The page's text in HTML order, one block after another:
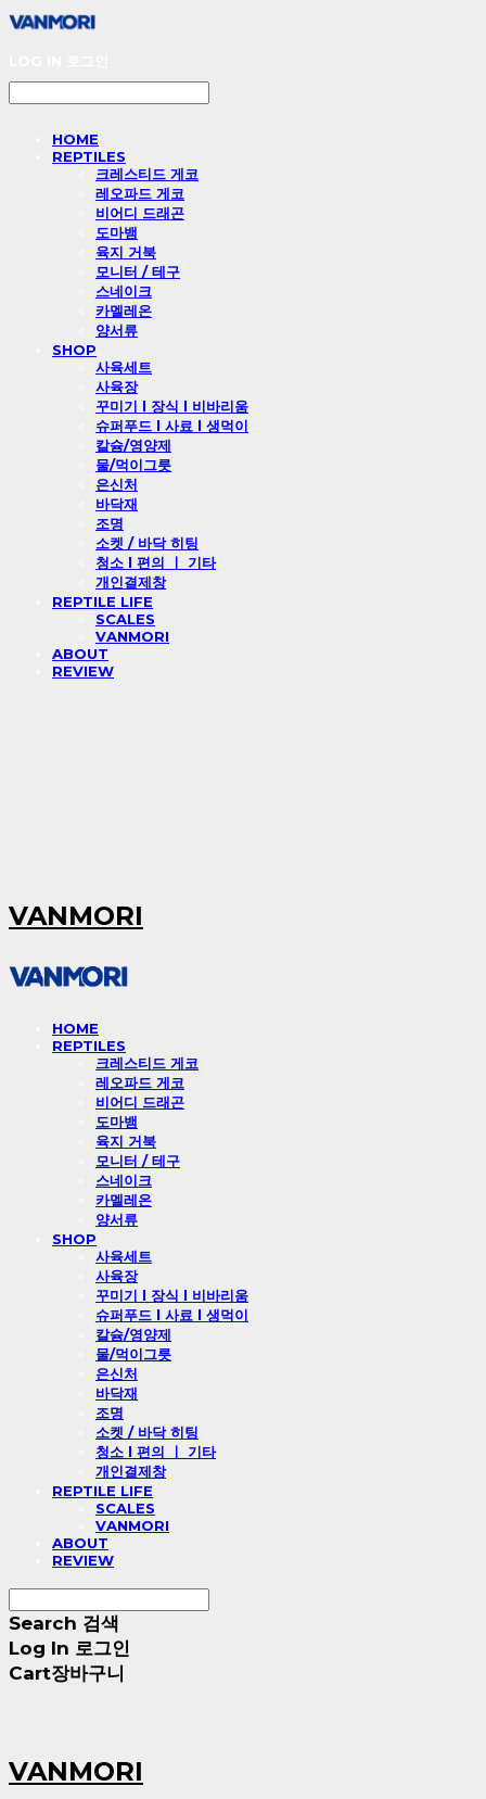
HOME
REPTILES
크레스티드 게코
레오파드 게코
비어디 드래곤
도마뱀
육지 거북
모니터 / 테구
스네이크
카멜레온
양서류
SHOP
사육세트
사육장
꾸미기 l 장식 l 비바리움
슈퍼푸드 l 사료 l 생먹이
칼슘/영양제
물/먹이그릇
은신처
바닥재
조명
소켓 / 바닥 히팅
청소 l 편의 ㅣ 기타
개인결제창
REPTILE LIFE
SCALES
VANMORI
ABOUT
REVIEW
VANMORI
HOME
REPTILES
크레스티드 게코
레오파드 게코
비어디 드래곤
도마뱀
육지 거북
모니터 / 테구
스네이크
카멜레온
양서류
SHOP
사육세트
사육장
꾸미기 l 장식 l 비바리움
슈퍼푸드 l 사료 l 생먹이
칼슘/영양제
물/먹이그릇
은신처
바닥재
조명
소켓 / 바닥 히팅
청소 l 편의 ㅣ 기타
개인결제창
REPTILE LIFE
SCALES
VANMORI
ABOUT
REVIEW
Search 검색
Log In 로그인
Cart장바구니
VANMORI